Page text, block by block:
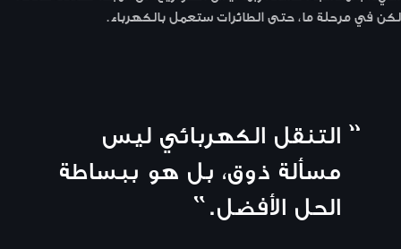
لكن في مرحلة ما، حتى الطائرات ستعمل بالكهرباء.
“ التنقل الكهربائي ليس
مسألة ذوق، بل هو ببساطة
الحل الأفضل.”